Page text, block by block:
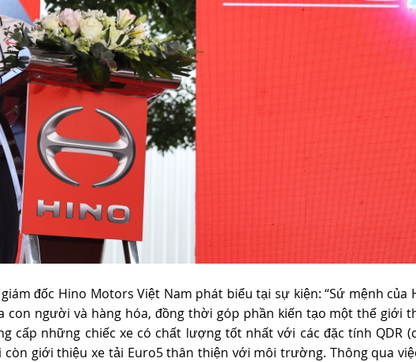
giám đốc Hino Motors Việt Nam phát biểu tại sự kiện: “Sứ mệnh của
con người và hàng hóa, đồng thời góp phần kiến tạo một thế giới
cấp những chiếc xe có chất lượng tốt nhất với các đặc tính QDR
còn giới thiệu xe tải Euro5 thân thiện với môi trường. Thông qua